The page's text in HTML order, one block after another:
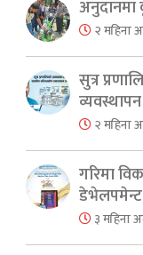
२ महिना
सुत्र
२ महिना
गरिमा
३ महिना